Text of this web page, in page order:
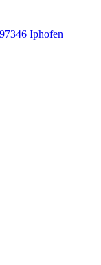
Iphofen